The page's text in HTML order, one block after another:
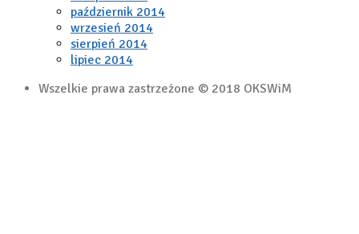
październik 2014
wrzesień 2014
sierpień 2014
lipiec 2014
Wszelkie prawa zastrzeżone © 2018 OKSWiM